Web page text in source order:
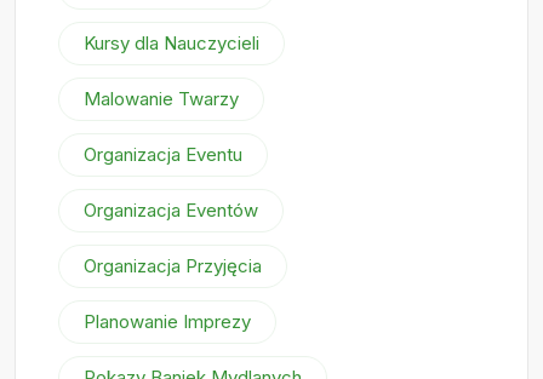
Kursy dla Nauczycieli
Malowanie Twarzy
Organizacja Eventu
Organizacja Eventów
Organizacja Przyjęcia
Planowanie Imprezy